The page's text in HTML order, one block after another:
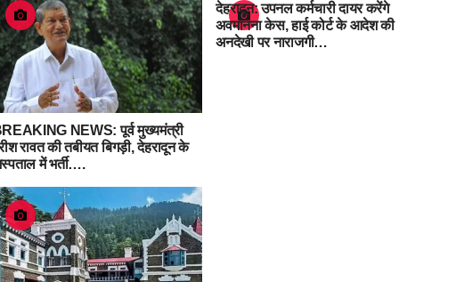
NEWS: पूर्व मुख्यमंत्री
रावत की तबीयत बिगड़ी, देहरादून के
में भर्ती….
देहरादून: उपनल कर्मचारी दायर करेंगे
अवमानना केस, हाई कोर्ट के आदेश की
अनदेखी पर नाराजगी…